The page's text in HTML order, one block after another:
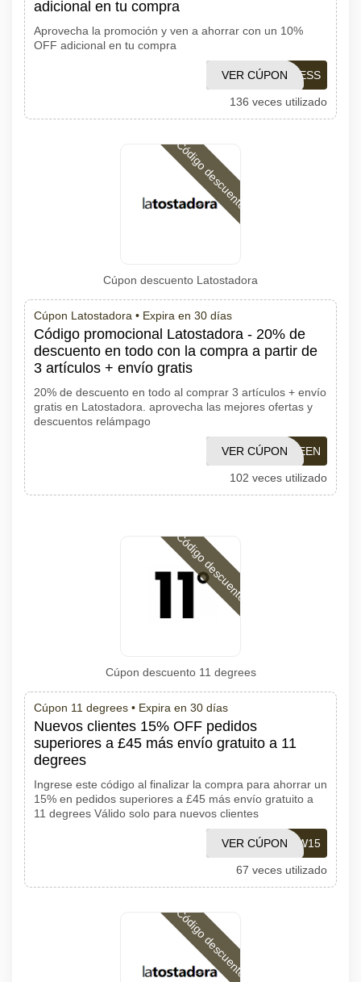
adicional en tu compra
Aprovecha la promoción y ven a ahorrar con un 10%
OFF adicional en tu compra
CUPONESGUESS
VER CÚPON
136 veces utilizado
Código descuento
Cúpon descuento Latostadora
Cúpon Latostadora • Expira en 30 días
Código promocional Latostadora - 20% de
descuento en todo con la compra a partir de
3 artículos + envío gratis
20% de descuento en todo al comprar 3 artículos + envío
gratis en Latostadora. aprovecha las mejores ofertas y
descuentos relámpago
HALLOWEEN
VER CÚPON
102 veces utilizado
Código descuento
Cúpon descuento 11 degrees
Cúpon 11 degrees • Expira en 30 días
Nuevos clientes 15% OFF pedidos
superiores a £45 más envío gratuito a 11
degrees
Ingrese este código al finalizar la compra para ahorrar un
15% en pedidos superiores a £45 más envío gratuito a
11 degrees Válido solo para nuevos clientes
AFFNEW15
VER CÚPON
67 veces utilizado
Código descuento